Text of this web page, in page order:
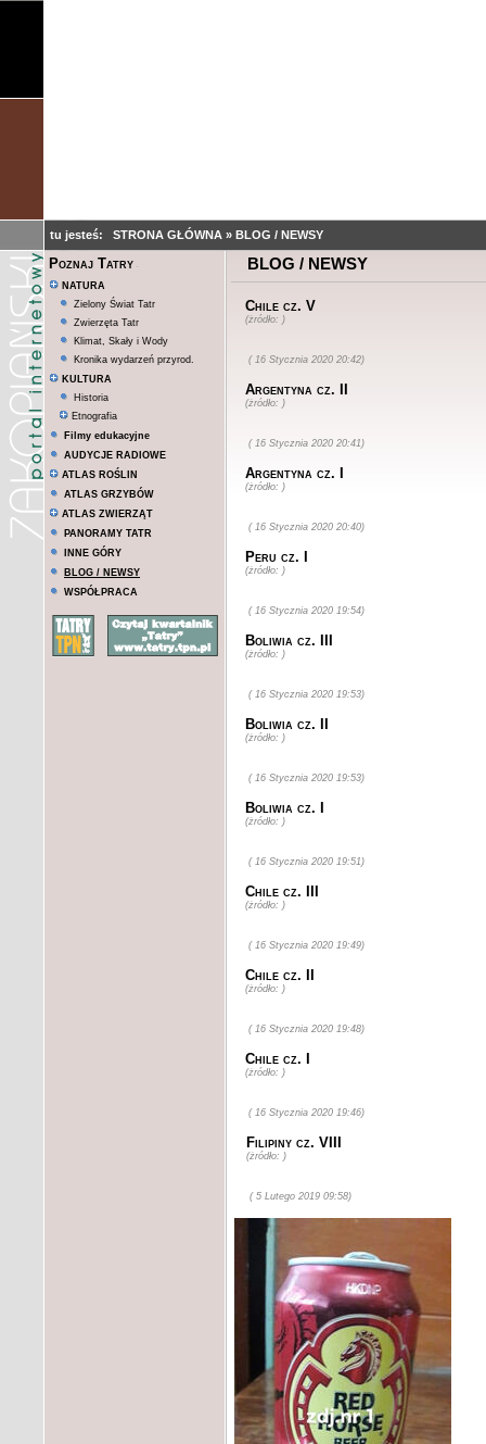
tu jesteś: STRONA GŁÓWNA » BLOG / NEWSY
Poznaj Tatry
NATURA
Zielony Świat Tatr
Zwierzęta Tatr
Klimat, Skały i Wody
Kronika wydarzeń przyrod.
KULTURA
Historia
Etnografia
Filmy edukacyjne
AUDYCJE RADIOWE
ATLAS ROŚLIN
ATLAS GRZYBÓW
ATLAS ZWIERZĄT
PANORAMY TATR
INNE GÓRY
BLOG / NEWSY
WSPÓŁPRACA
BLOG / NEWSY
Chile cz. V
(żródło: )
( 16 Stycznia 2020 20:42)
Argentyna cz. II
(żródło: )
( 16 Stycznia 2020 20:41)
Argentyna cz. I
(żródło: )
( 16 Stycznia 2020 20:40)
Peru cz. I
(żródło: )
( 16 Stycznia 2020 19:54)
Boliwia cz. III
(żródło: )
( 16 Stycznia 2020 19:53)
Boliwia cz. II
(żródło: )
( 16 Stycznia 2020 19:53)
Boliwia cz. I
(żródło: )
( 16 Stycznia 2020 19:51)
Chile cz. III
(żródło: )
( 16 Stycznia 2020 19:49)
Chile cz. II
(żródło: )
( 16 Stycznia 2020 19:48)
Chile cz. I
(żródło: )
( 16 Stycznia 2020 19:46)
Filipiny cz. VIII
(żródło: )
( 5 Lutego 2019 09:58)